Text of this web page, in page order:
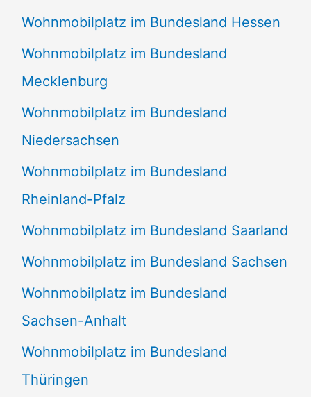
Wohnmobilplatz im Bundesland Hessen
Wohnmobilplatz im Bundesland
Mecklenburg
Wohnmobilplatz im Bundesland
Niedersachsen
Wohnmobilplatz im Bundesland
Rheinland-Pfalz
Wohnmobilplatz im Bundesland Saarland
Wohnmobilplatz im Bundesland Sachsen
Wohnmobilplatz im Bundesland
Sachsen-Anhalt
Wohnmobilplatz im Bundesland
Thüringen